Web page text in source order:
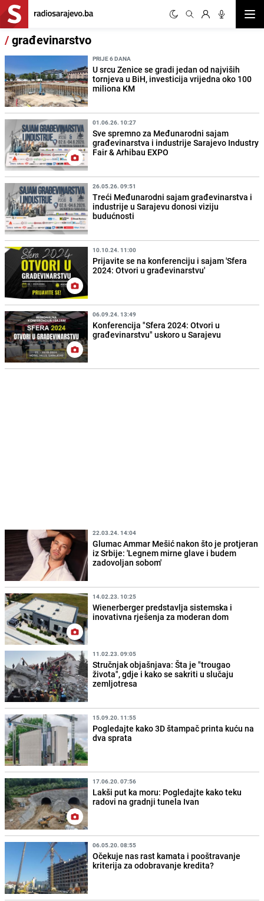
/građevinarstvo
PRIJE 6 DANA
U srcu Zenice se gradi jedan od najviših
tornjeva u BiH, investicija vrijedna oko 100
miliona KM
01.06.26. 10:27
Sve spremno za Međunarodni sajam
građevinarstva i industrije Sarajevo Industry
Fair & Arhibau EXPO
26.05.26. 09:51
Treći Međunarodni sajam građevinarstva i
industrije u Sarajevu donosi viziju
budućnosti
10.10.24. 11:00
Prijavite se na konferenciju i sajam 'Sfera
2024: Otvori u građevinarstvu'
06.09.24. 13:49
Konferencija "Sfera 2024: Otvori u
građevinarstvu" uskoro u Sarajevu
22.03.24. 14:04
Glumac Ammar Mešić nakon što je protjeran
iz Srbije: 'Legnem mirne glave i budem
zadovoljan sobom'
14.02.23. 10:25
Wienerberger predstavlja sistemska i
inovativna rješenja za moderan dom
11.02.23. 09:05
Stručnjak objašnjava: Šta je "trougao
života", gdje i kako se sakriti u slučaju
zemljotresa
15.09.20. 11:55
Pogledajte kako 3D štampač printa kuću na
dva sprata
17.06.20. 07:56
Lakši put ka moru: Pogledajte kako teku
radovi na gradnji tunela Ivan
06.05.20. 08:55
Očekuje nas rast kamata i pooštravanje
kriterija za odobravanje kredita?